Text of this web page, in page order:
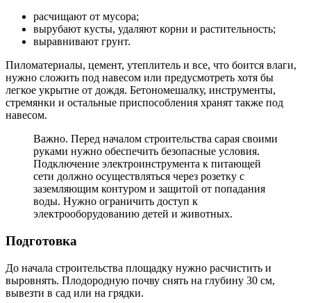
расчищают от мусора;
вырубают кусты, удаляют корни и растительность;
выравнивают грунт.
Пиломатериалы, цемент, утеплитель и все, что боится влаги,
нужно сложить под навесом или предусмотреть хотя бы
легкое укрытие от дождя. Бетономешалку, инструменты,
стремянки и остальные приспособления хранят также под
навесом.
Важно. Перед началом строительства сарая своими
руками нужно обеспечить безопасные условия.
Подключение электроинструмента к питающей
сети должно осуществляться через розетку с
заземляющим контуром и защитой от попадания
воды. Нужно ограничить доступ к
электрооборудованию детей и животных.
Подготовка
До начала строительства площадку нужно расчистить и
выровнять. Плодородную почву снять на глубину 30 см,
вывезти в сад или на грядки.